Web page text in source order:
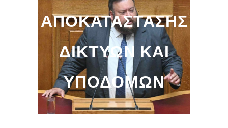
ΑΠΟΚΑΤΆΣΤΑΣΗΣ
ΔΙΚΤΎΩΝ ΚΑΙ
ΥΠΟΔΟΜΏΝ